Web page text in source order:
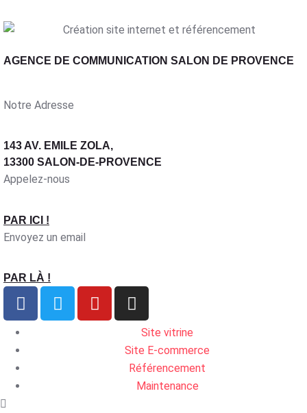
AGENCE DE COMMUNICATION SALON DE PROVENCE
Notre Adresse
143 AV. EMILE ZOLA,
13300 SALON-DE-PROVENCE
Appelez-nous
PAR ICI !
Envoyez un email
PAR LÀ !
Site vitrine
Site E-commerce
Référencement
Maintenance